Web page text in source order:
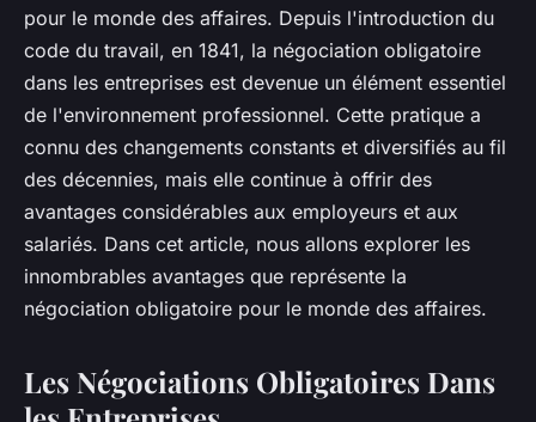
pour le monde des affaires. Depuis l'introduction du
code du travail, en 1841, la négociation obligatoire
dans les entreprises est devenue un élément essentiel
de l'environnement professionnel. Cette pratique a
connu des changements constants et diversifiés au fil
des décennies, mais elle continue à offrir des
avantages considérables aux employeurs et aux
salariés. Dans cet article, nous allons explorer les
innombrables avantages que représente la
négociation obligatoire pour le monde des affaires.
Les Négociations Obligatoires Dans